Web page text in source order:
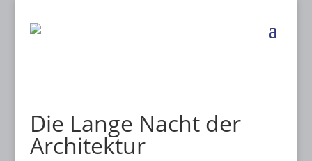
Die Lange Nacht der
Architektur